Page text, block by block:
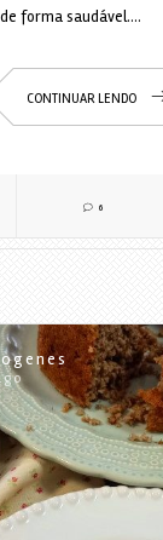
forma saudável.…
CONTINUAR LENDO
6